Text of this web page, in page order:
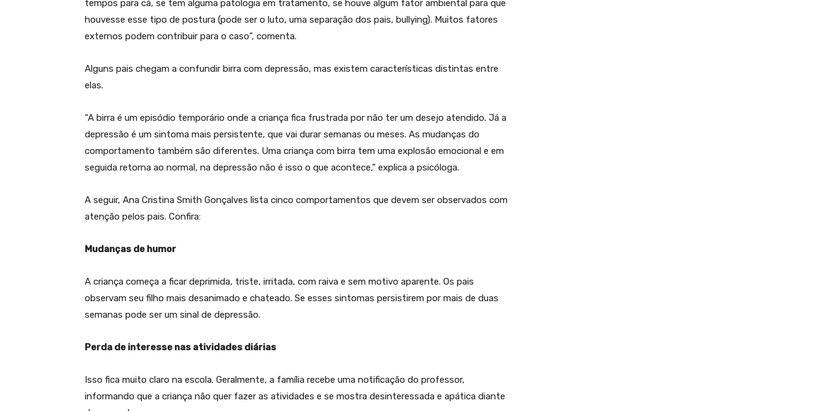
tempos para cá, se tem alguma patologia em tratamento, se houve algum fator ambiental para que
houvesse esse tipo de postura (pode ser o luto, uma separação dos pais, bullying). Muitos fatores
externos podem contribuir para o caso”, comenta.
Alguns pais chegam a confundir birra com depressão, mas existem características distintas entre
elas.
“A birra é um episódio temporário onde a criança fica frustrada por não ter um desejo atendido. Já a
depressão é um sintoma mais persistente, que vai durar semanas ou meses. As mudanças do
comportamento também são diferentes. Uma criança com birra tem uma explosão emocional e em
seguida retorna ao normal, na depressão não é isso o que acontece,” explica a psicóloga.
A seguir, Ana Cristina Smith Gonçalves lista cinco comportamentos que devem ser observados com
atenção pelos pais. Confira:
Mudanças de humor
A criança começa a ficar deprimida, triste, irritada, com raiva e sem motivo aparente. Os pais
observam seu filho mais desanimado e chateado. Se esses sintomas persistirem por mais de duas
semanas pode ser um sinal de depressão.
Perda de interesse nas atividades diárias
Isso fica muito claro na escola. Geralmente, a família recebe uma notificação do professor,
informando que a criança não quer fazer as atividades e se mostra desinteressada e apática diante